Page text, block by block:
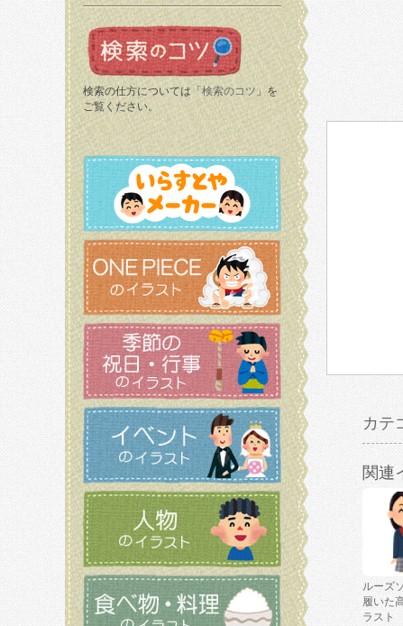
検索の仕方については「 検索のコツ 」を
ご覧ください。
カテ
関連
ルーズ
履いた
ラスト